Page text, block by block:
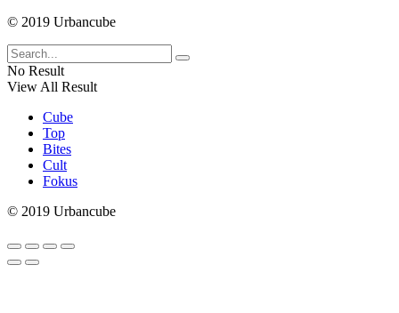
© 2019 Urbancube
No Result
View All Result
Cube
Top
Bites
Cult
Fokus
© 2019 Urbancube